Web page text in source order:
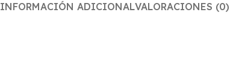
INFORMACIÓN ADICIONALVALORACIONES (0)